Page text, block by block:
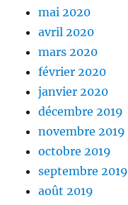
mai 2020
avril 2020
mars 2020
février 2020
janvier 2020
décembre 2019
novembre 2019
octobre 2019
septembre 2019
août 2019